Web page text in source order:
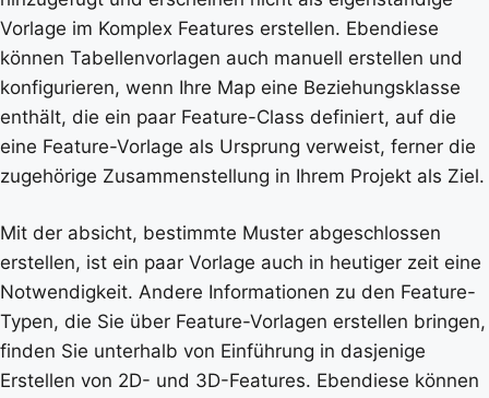
Vorlage im Komplex Features erstellen. Ebendiese
können Tabellenvorlagen auch manuell erstellen und
konfigurieren, wenn Ihre Map eine Beziehungsklasse
enthält, die ein paar Feature-Class definiert, auf die
eine Feature-Vorlage als Ursprung verweist, ferner die
zugehörige Zusammenstellung in Ihrem Projekt als Ziel.
Mit der absicht, bestimmte Muster abgeschlossen
erstellen, ist ein paar Vorlage auch in heutiger zeit eine
Notwendigkeit. Andere Informationen zu den Feature-
Typen, die Sie über Feature-Vorlagen erstellen bringen,
finden Sie unterhalb von Einführung in dasjenige
Erstellen von 2D- und 3D-Features. Ebendiese können